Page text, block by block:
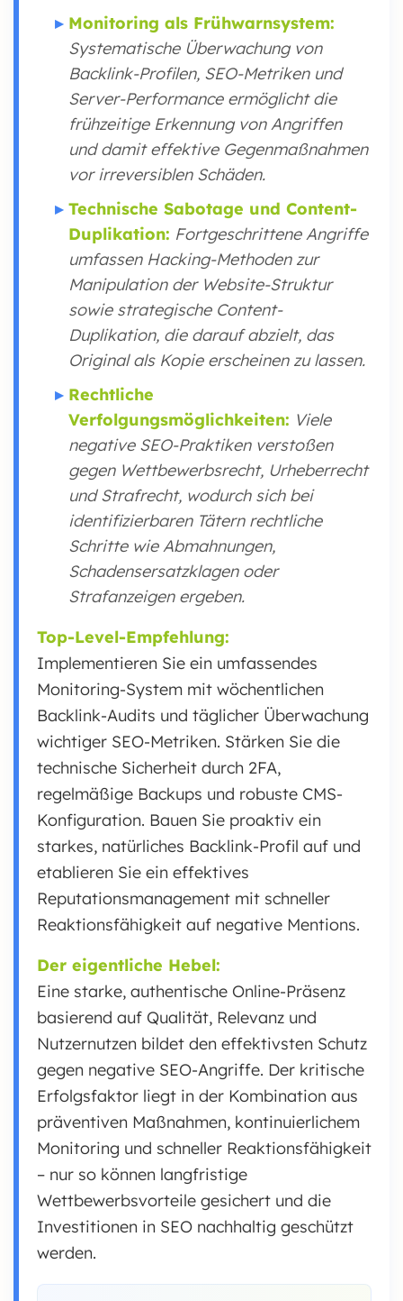
Monitoring als Frühwarnsystem:
Systematische Überwachung von
Backlink-Profilen, SEO-Metriken und
Server-Performance ermöglicht die
frühzeitige Erkennung von Angriffen
und damit effektive Gegenmaßnahmen
vor irreversiblen Schäden.
Technische Sabotage und Content-
Duplikation: Fortgeschrittene Angriffe
umfassen Hacking-Methoden zur
Manipulation der Website-Struktur
sowie strategische Content-
Duplikation, die darauf abzielt, das
Original als Kopie erscheinen zu lassen.
Rechtliche
Verfolgungsmöglichkeiten: Viele
negative SEO-Praktiken verstoßen
gegen Wettbewerbsrecht, Urheberrecht
und Strafrecht, wodurch sich bei
identifizierbaren Tätern rechtliche
Schritte wie Abmahnungen,
Schadensersatzklagen oder
Strafanzeigen ergeben.
Top-Level-Empfehlung:
Implementieren Sie ein umfassendes
Monitoring-System mit wöchentlichen
Backlink-Audits und täglicher Überwachung
wichtiger SEO-Metriken. Stärken Sie die
technische Sicherheit durch 2FA,
regelmäßige Backups und robuste CMS-
Konfiguration. Bauen Sie proaktiv ein
starkes, natürliches Backlink-Profil auf und
etablieren Sie ein effektives
Reputationsmanagement mit schneller
Reaktionsfähigkeit auf negative Mentions.
Der eigentliche Hebel:
Eine starke, authentische Online-Präsenz
basierend auf Qualität, Relevanz und
Nutzernutzen bildet den effektivsten Schutz
gegen negative SEO-Angriffe. Der kritische
Erfolgsfaktor liegt in der Kombination aus
präventiven Maßnahmen, kontinuierlichem
Monitoring und schneller Reaktionsfähigkeit
– nur so können langfristige
Wettbewerbsvorteile gesichert und die
Investitionen in SEO nachhaltig geschützt
werden.